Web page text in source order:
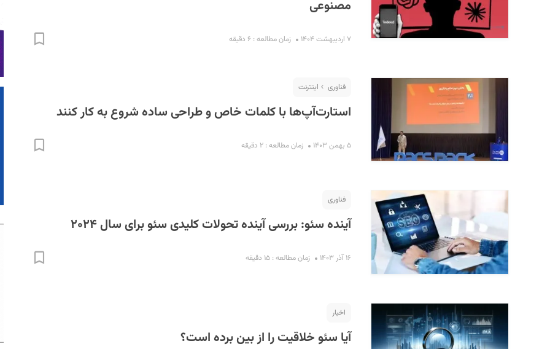
مصنوعی
۷ اردیبهشت ۱۴۰۴ زمان مطالعه : ۶ دقیقه
فناوری اینترنت
استارت‌آپ‌ها با کلمات خاص و طراحی ساده شروع به کار کنند
۵ بهمن ۱۴۰۳ زمان مطالعه : ۲ دقیقه
فناوری
آینده سئو: بررسی آینده تحولات کلیدی سئو برای سال ۲۰۲۴
۱۶ آذر ۱۴۰۳ زمان مطالعه : ۱۵ دقیقه
اخبار
آیا سئو خلاقیت را از بین برده است؟